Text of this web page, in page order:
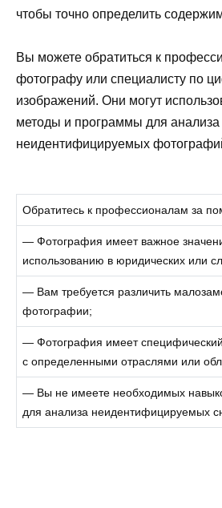
чтобы точно определить
Вы можете обратиться к
фотографу или специалисту по
изображений. Они могут
методы и программы для анализа
неидентифицируемых
Обратитесь к профессионалам за
— Фотография имеет важное
использованию в юридических или
— Вам требуется различить
фотографии;
— Фотография имеет специфический
с определенными отраслями или
— Вы не имеете необходимых
для анализа неидентифицируемых